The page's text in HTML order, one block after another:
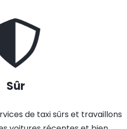
Sûr
de taxi sûrs et travaillons